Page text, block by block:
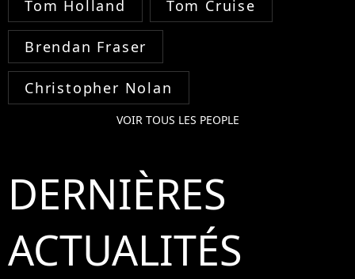
Tom Holland Tom Cruise
Brendan Fraser
Christopher Nolan
VOIR TOUS LES PEOPLE
DERNIÈRES
ACTUALITÉS